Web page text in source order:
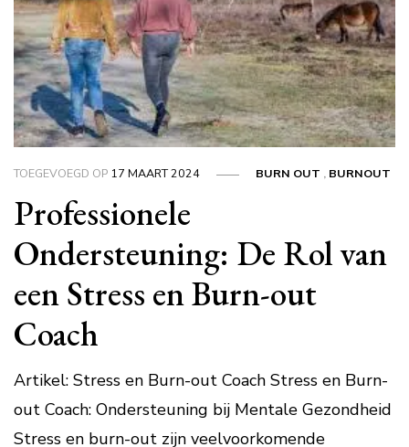
TOEGEVOEGD OP 17 MAART 2024 BURN OUT , BURNOUT
Professionele
Ondersteuning: De Rol van
een Stress en Burn-out
Coach
Artikel: Stress en Burn-out Coach Stress en Burn-
out Coach: Ondersteuning bij Mentale Gezondheid
Stress en burn-out zijn veelvoorkomende